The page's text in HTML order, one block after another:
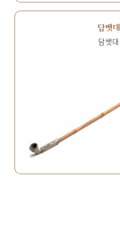
담뱃대
담뱃대